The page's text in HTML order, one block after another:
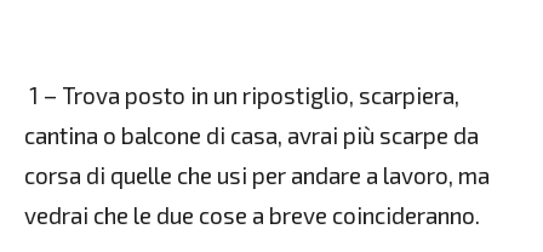
1 – Trova posto in un ripostiglio, scarpiera,
cantina o balcone di casa, avrai più scarpe da
corsa di quelle che usi per andare a lavoro, ma
vedrai che le due cose a breve coincideranno.